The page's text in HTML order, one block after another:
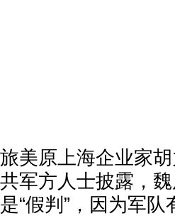
旅美原上海企业家
共军方人士披露，
是“假判”，因为军